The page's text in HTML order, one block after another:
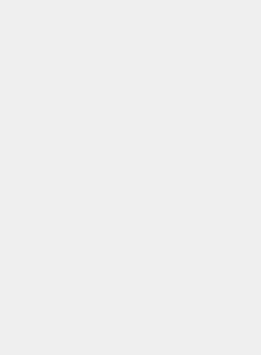
Ustanovitelji Beneva so se
brezmesnih receptur, pač pa
in sami ponudili alternativo
Rešitev so
hranil, ki jih najdemo v
omogočila, da so uporabili
morali ugajati delničarjem. Po
lansirali Benevo Dog in
vlagajo, razvijajo in uvajajo
mesa v korist vseh živali. Sledil
ekološke hrane, receptov brez
Benevo s svojo ponudbo
za živali in trgovine z
kraljestvu, kot na mednarodni